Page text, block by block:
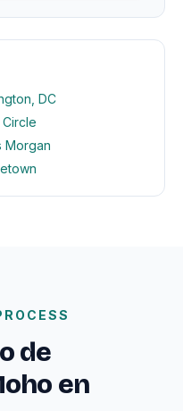
DC
Morgan
de
en